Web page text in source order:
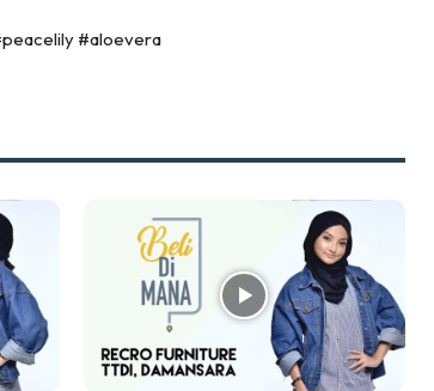
360
Inspirasi Selebriti
#aloevera